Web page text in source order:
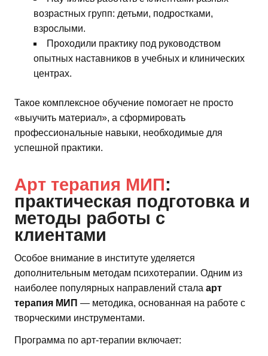
возрастных групп: детьми, подростками,
взрослыми.
Проходили практику под руководством
опытных наставников в учебных и клинических
центрах.
Такое комплексное обучение помогает не просто
«выучить материал», а сформировать
профессиональные навыки, необходимые для
успешной практики.
Арт терапия МИП:
практическая подготовка и
методы работы с
клиентами
Особое внимание в институте уделяется
дополнительным методам психотерапии. Одним из
наиболее популярных направлений стала арт
терапия МИП — методика, основанная на работе с
творческими инструментами.
Программа по арт-терапии включает: